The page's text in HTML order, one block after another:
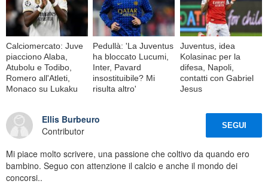
Calciomercato: Juve
piacciono Alaba,
Atubolu e Todibo,
Romero all'Atleti,
Monaco su Lukaku
Pedullà: 'La Juventus
ha bloccato Lucumi,
Inter, Pavard
insostituibile? Mi
risulta altro'
Juventus, idea
Kolasinac per la
difesa, Napoli,
contatti con Gabriel
Jesus
Ellis Burbeuro
Contributor
SEGUI
Mi piace molto scrivere, una passione che coltivo da quando ero
bambino. Seguo con attenzione il calcio e anche il mondo dei
concorsi..